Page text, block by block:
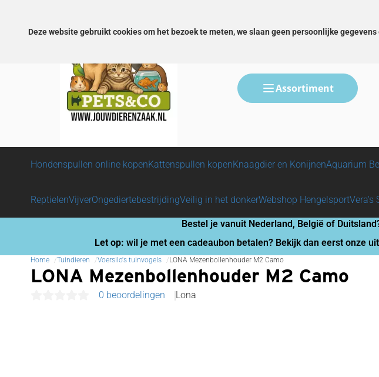
Assortiment
Hondenspullen online kopenKattenspullen kopenKnaagdier en KonijnenAquarium
ReptielenVijverOngediertebestrijdingVeilig in het donkerWebshop HengelsportVera's
Bestel je vanuit Nederland, België of
Let op: wil je met een cadeaubon betalen? Bekijk dan eerst onze
Home Tuindieren Voersilo's tuinvogels LONA Mezenbollenhouder M2 Camo
LONA Mezenbollenhouder M2 Camo
0 beoordelingen Lona
Deze website gebruikt cookies om het bezoek te meten, we slaan geen persoonlijke gegevens